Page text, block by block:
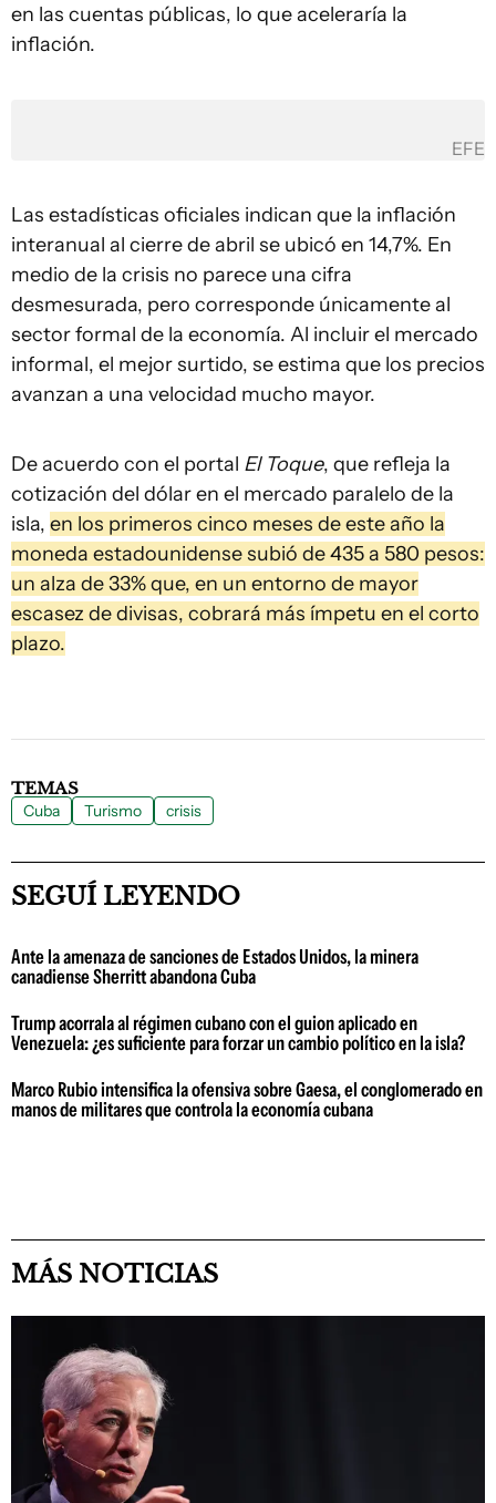
en las cuentas públicas, lo que aceleraría la
inflación.
EFE
Las estadísticas oficiales indican que la inflación
interanual al cierre de abril se ubicó en 14,7%. En
medio de la crisis no parece una cifra
desmesurada, pero corresponde únicamente al
sector formal de la economía. Al incluir el mercado
informal, el mejor surtido, se estima que los precios
avanzan a una velocidad mucho mayor.
De acuerdo con el portal El Toque, que refleja la
cotización del dólar en el mercado paralelo de la
isla, en los primeros cinco meses de este año la
moneda estadounidense subió de 435 a 580 pesos:
un alza de 33% que, en un entorno de mayor
escasez de divisas, cobrará más ímpetu en el corto
plazo.
TEMAS
Cuba Turismo crisis
SEGUÍ LEYENDO
Ante la amenaza de sanciones de Estados Unidos, la minera
canadiense Sherritt abandona Cuba
Trump acorrala al régimen cubano con el guion aplicado en
Venezuela: ¿es suficiente para forzar un cambio político en la isla?
Marco Rubio intensifica la ofensiva sobre Gaesa, el conglomerado en
manos de militares que controla la economía cubana
MÁS NOTICIAS